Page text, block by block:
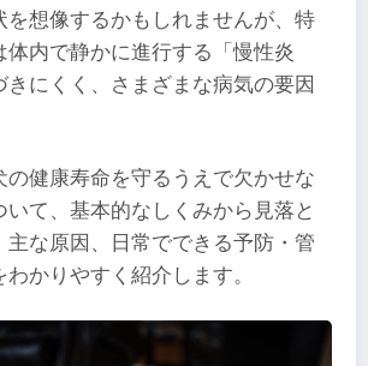
を想像するかもしれませんが、特
体内で静かに進行する「慢性炎
きにくく、さまざまな病気の要因
の健康寿命を守るうえで欠かせな
いて、基本的なしくみから見落と
主な原因、日常でできる予防・管
かりやすく紹介します。